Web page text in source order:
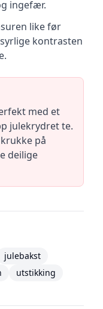
ingefær.
like før
kontrasten
med et
julekrydret te.
på
deilige
julebakst
utstikking